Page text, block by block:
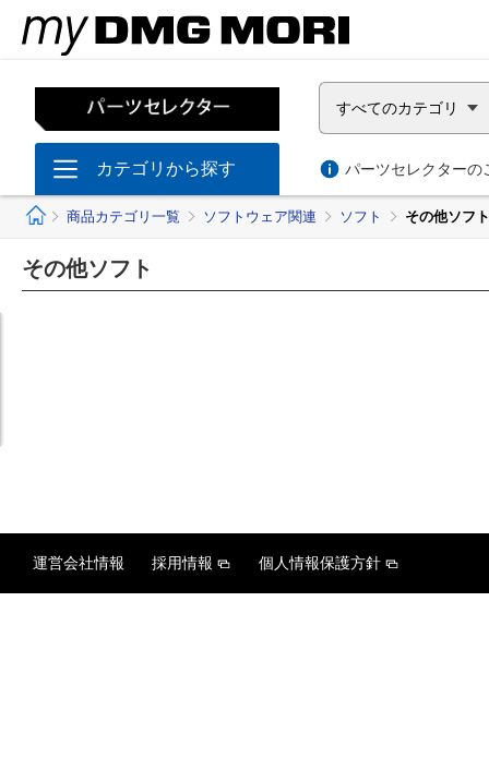
すべてのカテゴリ
カテゴリから探す パーツセレクターのご
ホーム
商品カテゴリ一覧 ソフトウェア関連 ソフト その他ソフト
その他ソフト
運営会社情報 採用情報 個人情報保護方針